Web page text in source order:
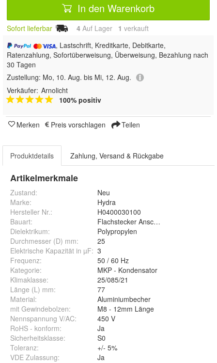
In den Warenkorb
Sofort lieferbar 4 Auf Lager 1 verkauft
, Lastschrift, Kreditkarte, Debitkarte,
Ratenzahlung, Sofortüberweisung, Überweisung, Bezahlung nach
30 Tagen
Zustellung: Mo, 10. Aug. bis Mi, 12. Aug.
Verkäufer: Arnolicht
100% positiv
Merken Preis vorschlagen Teilen
Produktdetails Zahlung, Versand & Rückgabe
Artikelmerkmale
Zustand:
Neu
Marke:
Hydra
Hersteller Nr.:
H0400030100
Bauart:
Flachstecker Anschluss 6,3mm
Dielektrikum:
Polypropylen
Durchmesser (D) mm:
25
Elektrische Kapazität in µF: 3
Frequenz:
50 / 60 Hz
Kategorie:
MKP - Kondensator
Klimaklasse:
25/085/21
Länge (L) mm:
77
Material:
Aluminiumbecher
mit Gewindebolzen:
M8 - 12mm Länge
Nennspannung V/AC:
450 V
RoHS - konform:
Ja
Sicherheitsklasse:
S0
Toleranz:
+/- 5%
VDE Zulassung: Ja